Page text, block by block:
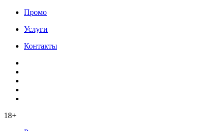
Промо
Услуги
Контакты
18+